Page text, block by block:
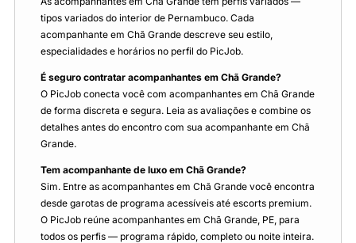
tipos variados do interior de Pernambuco. Cada
acompanhante em Chã Grande descreve seu estilo,
especialidades e horários no perfil do PicJob.
É seguro contratar acompanhantes em Chã Grande?
O PicJob conecta você com acompanhantes em Chã Grande
de forma discreta e segura. Leia as avaliações e combine os
detalhes antes do encontro com sua acompanhante em Chã
Grande.
Tem acompanhante de luxo em Chã Grande?
Sim. Entre as acompanhantes em Chã Grande você encontra
desde garotas de programa acessíveis até escorts premium.
O PicJob reúne acompanhantes em Chã Grande, PE, para
todos os perfis — programa rápido, completo ou noite inteira.